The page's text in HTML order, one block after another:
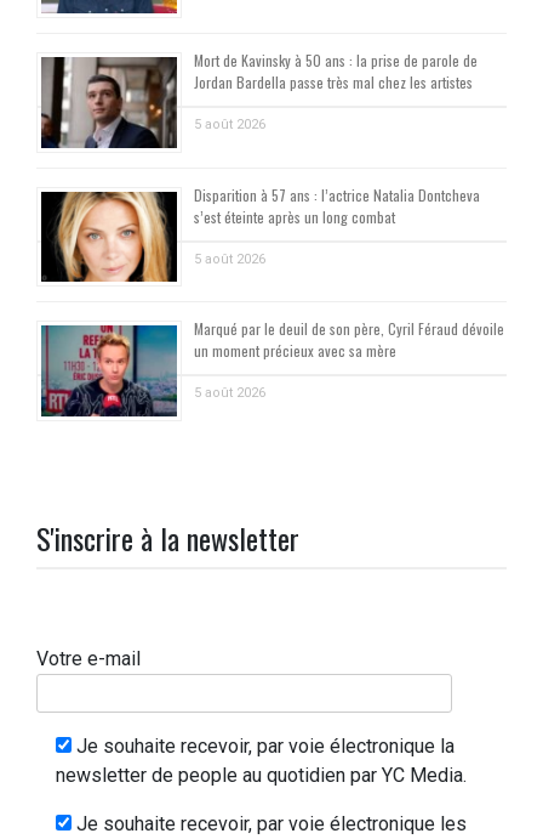
Mort de Kavinsky à 50 ans : la prise de parole de
Jordan Bardella passe très mal chez les artistes
5 août 2026
Disparition à 57 ans : l’actrice Natalia Dontcheva
s’est éteinte après un long combat
5 août 2026
Marqué par le deuil de son père, Cyril Féraud dévoile
un moment précieux avec sa mère
5 août 2026
S'inscrire à la newsletter
Votre e-mail
Je souhaite recevoir, par voie électronique la
newsletter de people au quotidien par YC Media.
Je souhaite recevoir, par voie électronique les